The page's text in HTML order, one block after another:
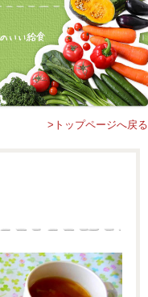
>トップページへ戻る